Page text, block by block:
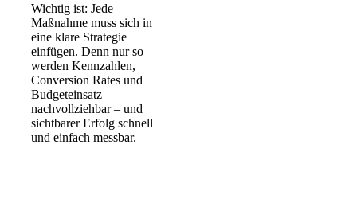
Wichtig ist: Jede
Maßnahme muss sich in
eine klare Strategie
einfügen. Denn nur so
werden Kennzahlen,
Conversion Rates und
Budgeteinsatz
nachvollziehbar – und
sichtbarer Erfolg schnell
und einfach messbar.